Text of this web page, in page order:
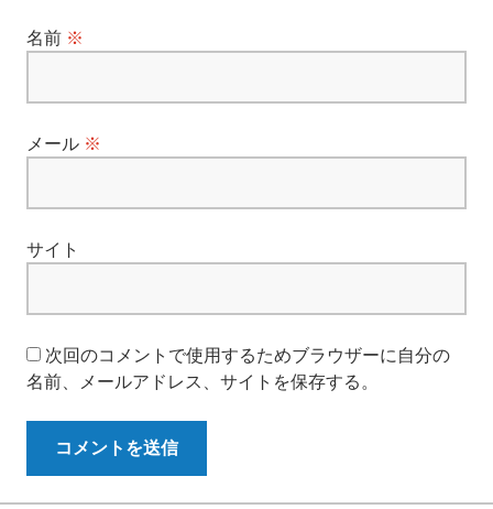
名前 ※
メール ※
サイト
次回のコメントで使用するためブラウザーに自分の
名前、メールアドレス、サイトを保存する。